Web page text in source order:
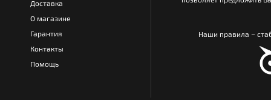
Доставка
О магазине
Гарантия
Контакты
Помощь
Наши правила –